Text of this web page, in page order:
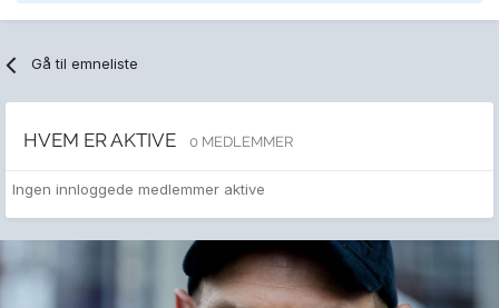
Gå til emneliste
HVEM ER AKTIVE 0 MEDLEMMER
Ingen innloggede medlemmer aktive